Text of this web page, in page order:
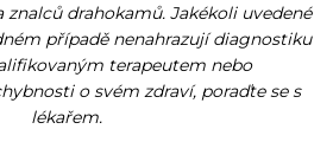
znalců drahokamů. Jakékoli uvedené
případě nenahrazují diagnostiku
terapeutem nebo
o svém zdraví, poraďte se s
lékařem.